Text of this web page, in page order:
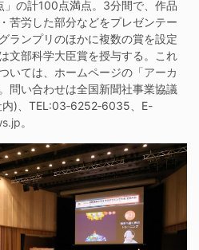
の計100点満点。3分間で、作品
苦労した部分などをプレゼンテー
ランプリのほかに複数の賞を設定
文部科学大臣賞を授与する。これ
いては、ホームページの「アーカ
問い合わせは全国新聞社事業協議
)、TEL:03‐6252‐6035、E-
。